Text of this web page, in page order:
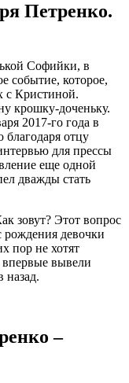
Петренко.
Софийки, в
событие, которое,
с Кристиной.
крошку-доченьку.
2017-го года в
благодаря отцу
для прессы
еще одной
дважды стать
зовут? Этот вопрос
рождения девочки
пор не хотят
впервые вывели
назад.
–